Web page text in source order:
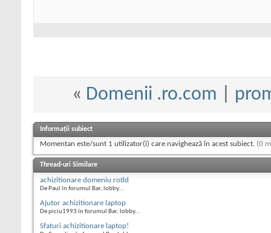
« Domenii .ro.com
Informații subiect
Momentan este/sunt 1 utilizator(i) care navighează în acest subiect. (0
Thread-uri Similare
achizitionare domeniu rotld
De Paul în forumul Bar, lobby...
Ajutor achizitionare laptop
De piciu1993 în forumul Bar, lobby...
Sfaturi achizitionare laptop!